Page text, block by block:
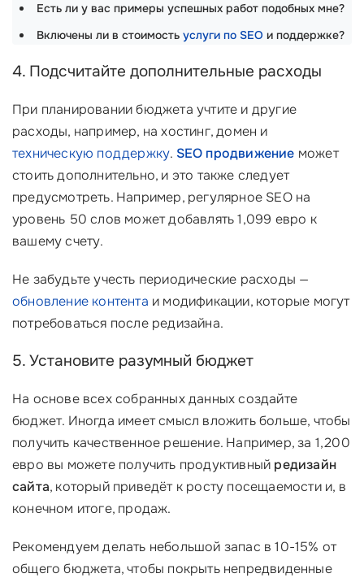
Есть ли у вас примеры успешных работ подобных мне?
Включены ли в стоимость услуги по SEO и поддержке?
4. Подсчитайте дополнительные расходы
При планировании бюджета учтите и другие
расходы, например, на хостинг, домен и
техническую поддержку. SEO продвижение может
стоить дополнительно, и это также следует
предусмотреть. Например, регулярное SEO на
уровень 50 слов может добавлять 1,099 евро к
вашему счету.
Не забудьте учесть периодические расходы —
обновление контента и модификации, которые могут
потребоваться после редизайна.
5. Установите разумный бюджет
На основе всех собранных данных создайте
бюджет. Иногда имеет смысл вложить больше, чтобы
получить качественное решение. Например, за 1,200
евро вы можете получить продуктивный редизайн
сайта, который приведёт к росту посещаемости и, в
конечном итоге, продаж.
Рекомендуем делать небольшой запас в 10-15% от
общего бюджета, чтобы покрыть непредвиденные